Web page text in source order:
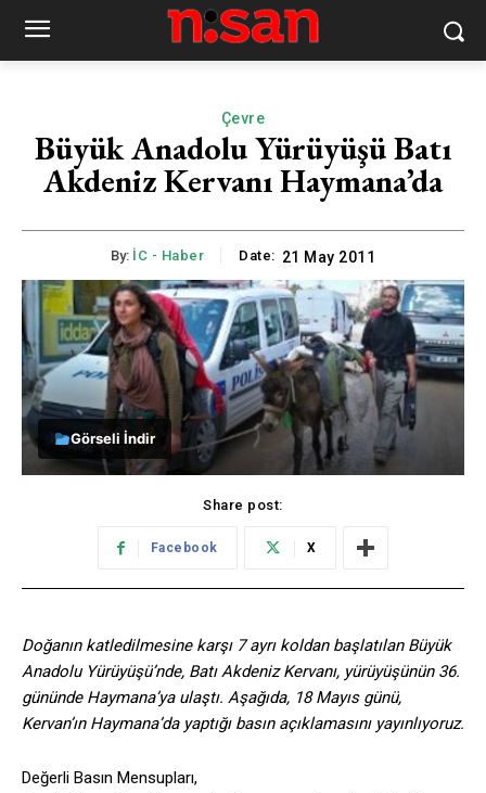
Çevre
Büyük Anadolu Yürüyüşü Batı
Akdeniz Kervanı Haymana’da
By: İC - Haber Date: 21 May 2011
Görseli İndir
Share post:
Facebook X
Doğanın katledilmesine karşı 7 ayrı koldan başlatılan Büyük
Anadolu Yürüyüşü’nde, Batı Akdeniz Kervanı, yürüyüşünün 36.
gününde Haymana’ya ulaştı. Aşağıda, 18 Mayıs günü,
Kervan’ın Haymana’da yaptığı basın açıklamasını yayınlıyoruz.
Değerli Basın Mensupları,